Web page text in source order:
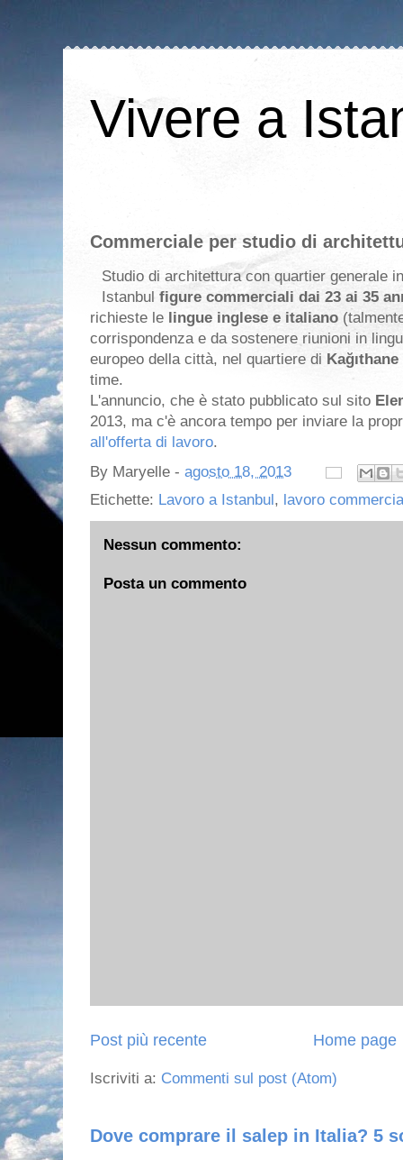
Vivere a
Commerciale per studio di
Studio di architettura con quartier generale
Istanbul figure commerciali dai 23 ai 35
richieste le lingue inglese e italiano
corrispondenza e da sostenere riunioni in
europeo della città, nel quartiere di Kağıthane
time.
L'annuncio, che è stato pubblicato sul sito
2013, ma c'è ancora tempo per inviare la
all'offerta di lavoro.
By Maryelle - agosto 18, 2013
Etichette: Lavoro a Istanbul, lavoro
Nessun commento:
Posta un commento
Post più recente Home page
Iscriviti a: Commenti sul post (Atom)
Dove comprare il salep in Italia? 5